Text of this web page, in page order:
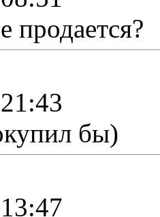
продается?
бы)